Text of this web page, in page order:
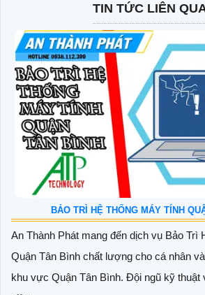
TIN TỨC LIÊN
BẢO TRÌ HỆ THỐNG MÁY TÍNH
An Thành Phát mang đến dịch vụ Bảo Trì
Quận Tân Bình chất lượng cho cá nhân
khu vực Quận Tân Bình. Đội ngũ kỹ thuật